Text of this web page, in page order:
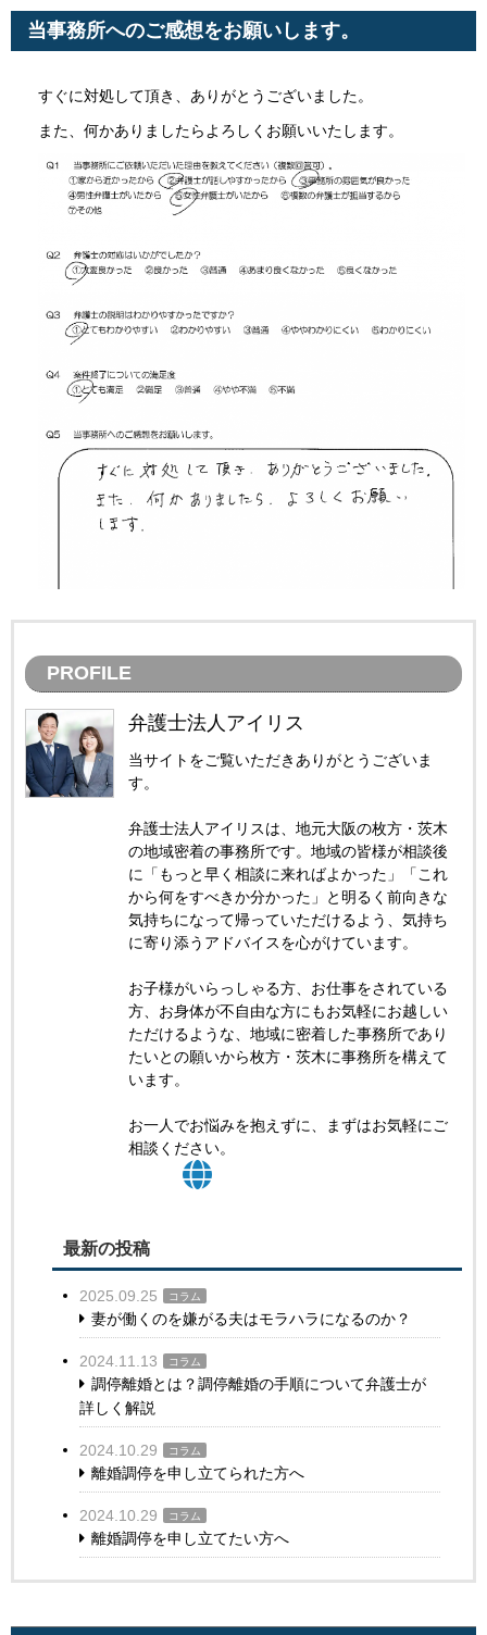
当事務所へのご感想をお願いします。
すぐに対処して頂き、ありがとうございました。
また、何かありましたらよろしくお願いいたします。
PROFILE
弁護士法人アイリス
当サイトをご覧いただきありがとうございま
す。
弁護士法人アイリスは、地元大阪の枚方・茨木
の地域密着の事務所です。地域の皆様が相談後
に「もっと早く相談に来ればよかった」「これ
から何をすべきか分かった」と明るく前向きな
気持ちになって帰っていただけるよう、気持ち
に寄り添うアドバイスを心がけています。
お子様がいらっしゃる方、お仕事をされている
方、お身体が不自由な方にもお気軽にお越しい
ただけるような、地域に密着した事務所であり
たいとの願いから枚方・茨木に事務所を構えて
います。
お一人でお悩みを抱えずに、まずはお気軽にご
相談ください。
最新の投稿
2025.09.25 コラム
妻が働くのを嫌がる夫はモラハラになるのか？
2024.11.13 コラム
調停離婚とは？調停離婚の手順について弁護士が
詳しく解説
2024.10.29 コラム
離婚調停を申し立てられた方へ
2024.10.29 コラム
離婚調停を申し立てたい方へ